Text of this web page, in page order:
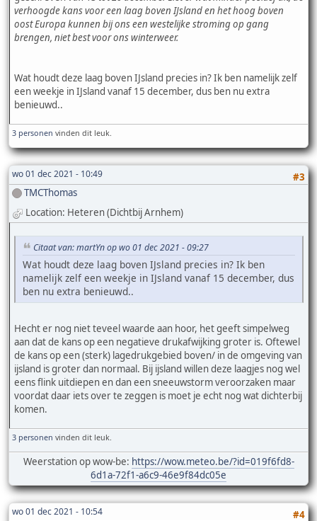
verhoogde kans voor een laag boven IJsland en het hoog boven
oost Europa kunnen bij ons een westelijke stroming op gang
brengen, niet best voor ons winterweer.
Wat houdt deze laag boven IJsland precies in? Ik ben namelijk zelf
een weekje in IJsland vanaf 15 december, dus ben nu extra
benieuwd..
3 personen vinden dit leuk.
wo 01 dec 2021 - 10:49
#3
TMCThomas
Location: Heteren (Dichtbij Arnhem)
Citaat van: martYn op wo 01 dec 2021 - 09:27
Wat houdt deze laag boven IJsland precies in? Ik ben
namelijk zelf een weekje in IJsland vanaf 15 december, dus
ben nu extra benieuwd..
Hecht er nog niet teveel waarde aan hoor, het geeft simpelweg
aan dat de kans op een negatieve drukafwijking groter is. Oftewel
de kans op een (sterk) lagedrukgebied boven/ in de omgeving van
ijsland is groter dan normaal. Bij ijsland willen deze laagjes nog wel
eens flink uitdiepen en dan een sneeuwstorm veroorzaken maar
voordat daar iets over te zeggen is moet je echt nog wat dichterbij
komen.
3 personen vinden dit leuk.
Weerstation op wow-be: https://wow.meteo.be/?id=019f6fd8-
6d1a-72f1-a6c9-46e9f84dc05e
wo 01 dec 2021 - 10:54
#4